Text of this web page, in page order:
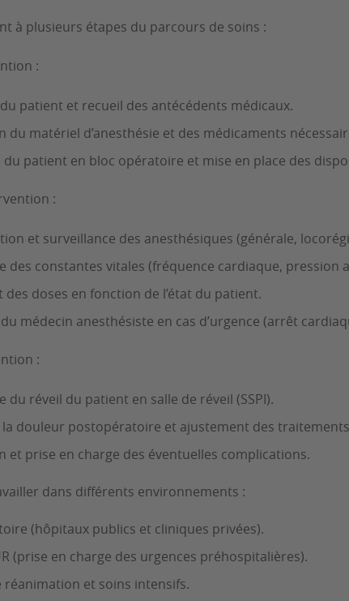
à plusieurs étapes du parcours de soins :
:
patient et recueil des antécédents médicaux.
du matériel d’anesthésie et des médicaments
patient en bloc opératoire et mise en place des
:
et surveillance des anesthésiques (générale,
des constantes vitales (fréquence cardiaque, pression
des doses en fonction de l’état du patient.
médecin anesthésiste en cas d’urgence (arrêt
:
du réveil du patient en salle de réveil (SSPI).
la douleur postopératoire et ajustement des
et prise en charge des éventuelles complications.
dans différents environnements :
(hôpitaux publics et cliniques privées).
(prise en charge des urgences préhospitalières).
réanimation et soins intensifs.